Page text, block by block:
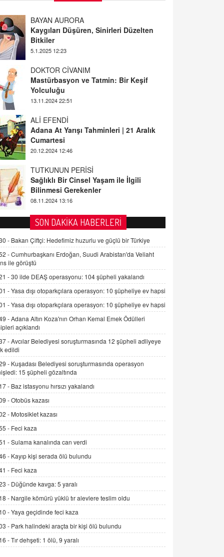
BAYAN AURORA
Kaygıları Düşüren, Sinirleri Düzelten
Bitkiler
5.1.2025 12:23
DOKTOR CİVANIM
Mastürbasyon ve Tatmin: Bir Keşif
Yolculuğu
13.11.2024 22:51
ALİ EFENDİ
Adana At Yarışı Tahminleri | 21 Aralık
Cumartesi
20.12.2024 12:46
TUTKUNUN PERİSİ
Sağlıklı Bir Cinsel Yaşam ile İlgili
Bilinmesi Gerekenler
08.11.2024 13:16
FARUK ÖNALAN
Tezkere Onaylanmasaydı…
2 Kasım 2021 Salı 00:11
AV. DOĞAN CAN DOĞAN
Kişisel verilerin korunması ve dijital
hukukun gelişimi
15.09.2025 16:17
SEHER EREK
Kış Ayları Geldi, Hangi Önlemler
Alınmalı?
İNCİ GÜL AKÖL
Trump Keşke Adana'yı da Ziyaret Etse...
06.07.2026 13:00
ADEM AKÖL
Esed Destekçilerinin Yüzüne Vurulan
Şamar: Sednaya
11.12.2024 12:30
DR. EKREM ASLAN
Gerçek Ne, Algı Ne? "Beraber
Yürüyoruz" Cümlesinin Peşinden
19.07.2025 12:45
GÖNÜL MENEKŞE
Şifacının Yolu
04.11.2025 12:56
SON DAKİKA HABERLERİ
- Bakan Çiftçi: Hedefimiz huzurlu ve güçlü bir Türkiye
-Cumhurbaşkanı Erdoğan, Suudi Arabistan'da Veliaht
ile görüştü
-30 ilde DEAŞ operasyonu: 104 şüpheli yakalandı
-Yasa dışı otoparkçılara operasyon: 10 şüpheliye ev hapsi
-Yasa dışı otoparkçılara operasyon: 10 şüpheliye ev hapsi
-Adana Altın Koza'nın Orhan Kemal Emek Ödülleri
açıklandı
-Avcılar Belediyesi soruşturmasında 12 şüpheli adliyeye
edildi
- Kuşadası Belediyesi soruşturmasında operasyon
15 şüpheli gözaltında
- Baz istasyonu hırsızı yakalandı
-Otobüs kazası
- Motosiklet kazası
- Feci kaza
-Sulama kanalında can verdi
- Kayıp kişi serada ölü bulundu
- Feci kaza
- Düğünde kavga: 5 yaralı
- Nargile kömürü yüklü tır alevlere teslim oldu
-Yaya geçidinde feci kaza
- Park halindeki araçta bir kişi ölü bulundu
-Tır dehşeti: 1 ölü, 9 yaralı